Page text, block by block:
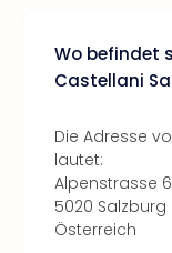
Wo befindet
Castellani
Die Adresse
lautet:
Alpenstrasse 6
5020 Salzburg
Österreich